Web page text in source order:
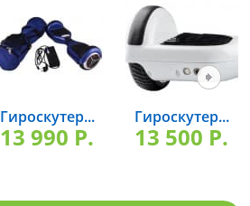
Гироскутер...
13 990 P.
Гироскутер...
13 500 P.